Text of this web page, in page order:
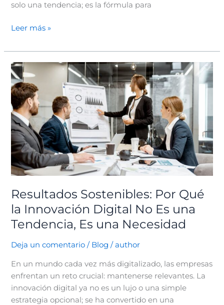
solo una tendencia; es la fórmula para
Leer más »
Resultados Sostenibles: Por Qué
la Innovación Digital No Es una
Tendencia, Es una Necesidad
Deja un comentario / Blog /author
En un mundo cada vez más digitalizado, las empresas
enfrentan un reto crucial: mantenerse relevantes. La
innovación digital ya no es un lujo o una simple
estrategia opcional; se ha convertido en una
Resultados
Sostenibles:
Por
Qué
la
Innovación
Digital
No
Es
una
Tendencia,
Es
una
Necesidad